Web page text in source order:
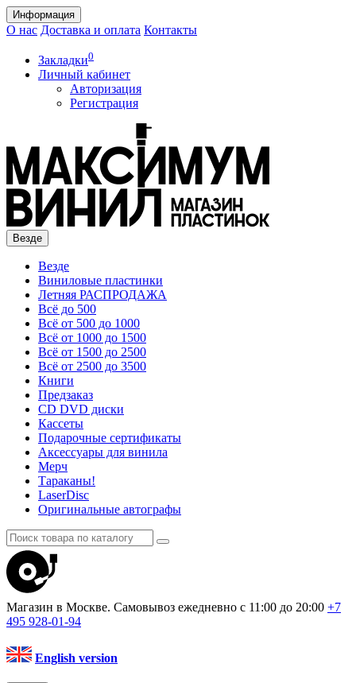
Информация
О нас Доставка и оплата Контакты
Закладки0
Личный кабинет
Авторизация
Регистрация
Везде
Везде
Виниловые пластинки
Летняя РАСПРОДАЖА
Всё до 500
Всё от 500 до 1000
Всё от 1000 до 1500
Всё от 1500 до 2500
Всё от 2500 до 3500
Книги
Предзаказ
CD DVD диски
Кассеты
Подарочные сертификаты
Аксессуары для винила
Мерч
Тараканы!
LaserDisc
Оригинальные автографы
Магазин в Москве. Самовывоз ежедневно с 11:00 до 20:00 +7
495 928-01-94
English version